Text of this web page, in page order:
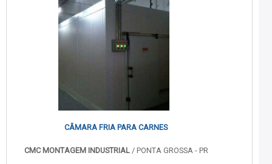
sobre túnel de congelamento, deve-se ter a exatidão em
orçar com companhias que prezam por produtos e
serviços que tenham ótima qualidade e precisão,
características simples, mas que mostram o
comprometimento da organização com seus clientes.É
adquirido com empresas especializadas no segmento.
durabilidade dos materiais, além de evitar prejuízos com
substituições frequentes de produtos que não
possível poupar gastos desnecessários.Existem
tornado destaque quando pensamos em uma
CÂMARA FRIA PARA CARNES
CMC MONTAGEM INDUSTRIAL/ PONTA GROSSA - PR